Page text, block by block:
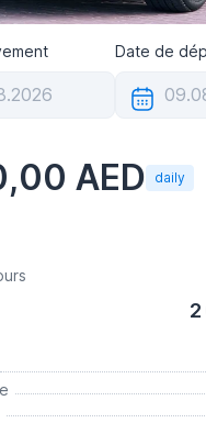
Date de
AED daily